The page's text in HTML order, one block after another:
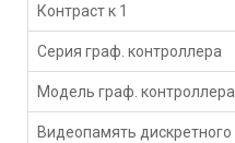
Контраст к 1
Серия граф. контроллера
Модель граф. контроллера
Видеопамять дискретного